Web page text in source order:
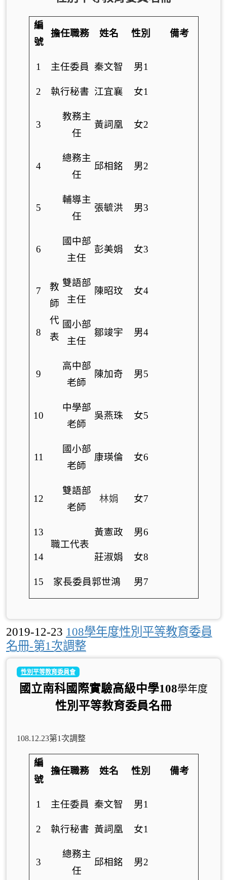
編
號
擔任職務 姓名 性別 備考
1 主任委員 秦文智 男1
2 執行秘書 江宜襄 女1
3
教
師
代
表
教務主
任
黃詞凰 女2
4
總務主
任
邱相銘 男2
5
輔導主
任
張毓洪 男3
6
國中部
主任
彭美娟 女3
7
雙語部
主任
陳昭玟 女4
8
國小部
主任
鄒竣宇 男4
9
高中部
老師
陳加奇 男5
10
中學部
老師
吳燕珠 女5
11
國小部
老師
康瑛倫 女6
12
雙語部
老師
林娟 女7
13
職工代表
黃憲政 男6
14 莊淑娟 女8
15 家長委員郭世鴻 男7
2019-12-23 108學年度性別平等教育委員
名冊-第1次調整
性別平等教育委員會
國立南科國際實驗高級中學108學年度
性別平等教育委員名冊
108.12.23第1次調整
編
號
擔任職務 姓名 性別 備考
1 主任委員 秦文智 男1
2 執行秘書 黃詞凰 女1
3
總務主
任
邱相銘 男2